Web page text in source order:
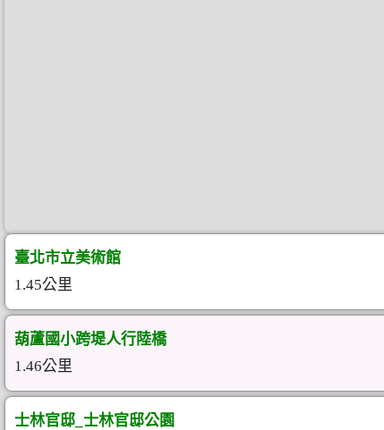
臺北市立美術館
1.45公里
葫蘆國小跨堤人行陸橋
1.46公里
士林官邸_士林官邸公園